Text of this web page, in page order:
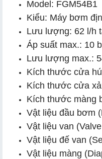
Model: FGM54B1
Kiểu: Máy bơm
Lưu lượng: 62 l/h
Áp suất max.: 10
Lưu lượng max.:
Kích thước cửa
Kích thước cửa
Kích thước màng
Vật liệu đầu bơm
Vật liệu van
Vật liệu đế van
Vật liệu màng